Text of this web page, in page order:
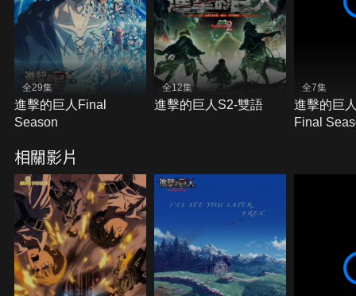
全29集
進擊的巨人Final
Season
全12集
進擊的巨人S2-雙語
全7集
進擊的巨
Final
相關影片